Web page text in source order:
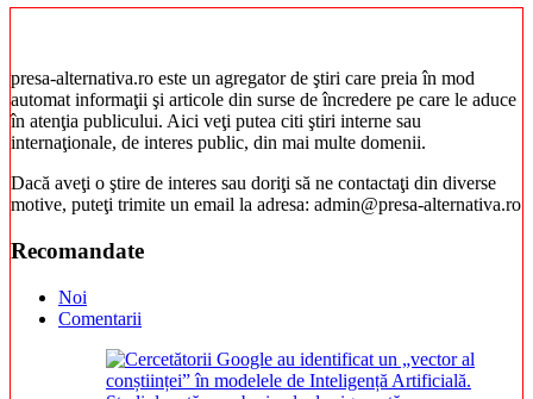
presa-alternativa.ro este un agregator de ştiri care preia în mod
automat informaţii şi articole din surse de încredere pe care le aduce
în atenţia publicului. Aici veţi putea citi ştiri interne sau
internaţionale, de interes public, din mai multe domenii.
Dacă aveţi o ştire de interes sau doriţi să ne contactaţi din diverse
motive, puteţi trimite un email la adresa: admin@presa-alternativa.ro
Recomandate
Noi
Comentarii